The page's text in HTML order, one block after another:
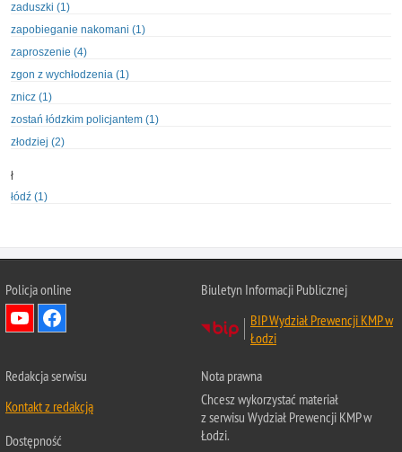
zaduszki (1)
zapobieganie nakomani (1)
zaproszenie (4)
zgon z wychłodzenia (1)
znicz (1)
zostań łódzkim policjantem (1)
złodziej (2)
ł
łódź (1)
Policja online
Biuletyn Informacji Publicznej
BIP Wydział Prewencji KMP w
Łodzi
Redakcja serwisu
Kontakt z redakcją
Dostępność
Nota prawna
Chcesz wykorzystać materiał
z serwisu Wydział Prewencji KMP w
Łodzi.